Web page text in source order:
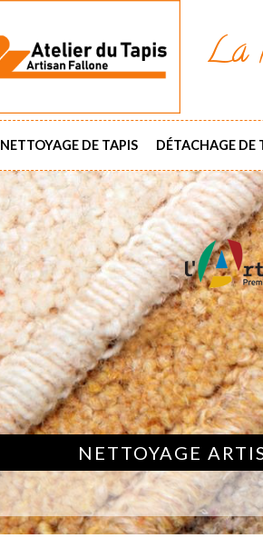
La
NETTOYAGE DE TAPIS DÉTACHAGE DE
NETTOYAGE